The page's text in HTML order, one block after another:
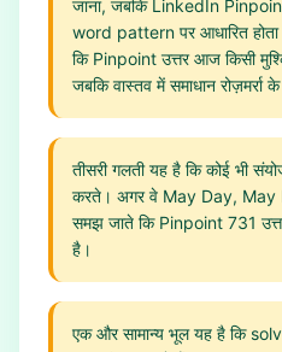
जाना, जबकि LinkedIn
word pattern पर आधारित
कि Pinpoint उत्तर आज किसी
जबकि वास्तव में समाधान रोज़मर्रा के
तीसरी गलती यह है कि कोई भी
करते। अगर वे May Day, May
समझ जाते कि Pinpoint 731
है।
एक और सामान्य भूल यह है कि